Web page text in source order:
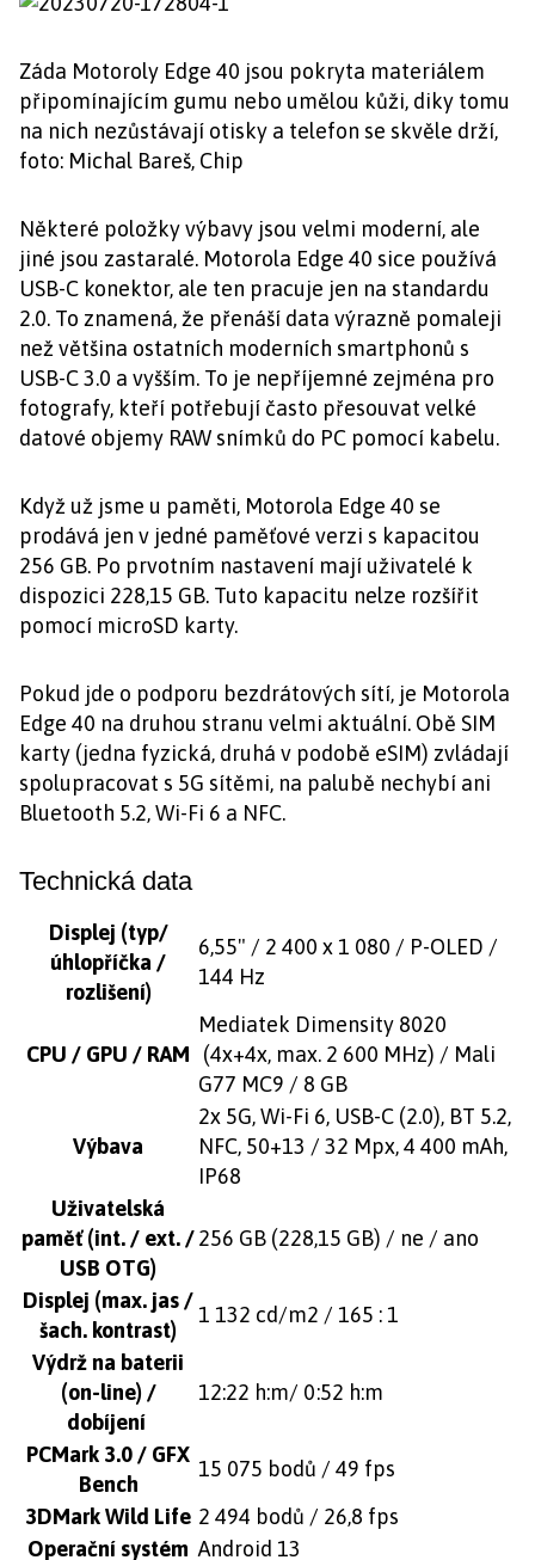
Záda Motoroly Edge 40 jsou pokryta materiálem
připomínajícím gumu nebo umělou kůži, diky tomu
na nich nezůstávají otisky a telefon se skvěle drží,
foto: Michal Bareš, Chip
Některé položky výbavy jsou velmi moderní, ale
jiné jsou zastaralé. Motorola Edge 40 sice používá
USB-C konektor, ale ten pracuje jen na standardu
2.0. To znamená, že přenáší data výrazně pomaleji
než většina ostatních moderních smartphonů s
USB-C 3.0 a vyšším. To je nepříjemné zejména pro
fotografy, kteří potřebují často přesouvat velké
datové objemy RAW snímků do PC pomocí kabelu.
Když už jsme u paměti, Motorola Edge 40 se
prodává jen v jedné paměťové verzi s kapacitou
256 GB. Po prvotním nastavení mají uživatelé k
dispozici 228,15 GB. Tuto kapacitu nelze rozšířit
pomocí microSD karty.
Pokud jde o podporu bezdrátových sítí, je Motorola
Edge 40 na druhou stranu velmi aktuální. Obě SIM
karty (jedna fyzická, druhá v podobě eSIM) zvládají
spolupracovat s 5G sítěmi, na palubě nechybí ani
Bluetooth 5.2, Wi-Fi 6 a NFC.
Technická data
Displej (typ/
úhlopříčka /
rozlišení)
6,55" / 2 400 x 1 080 / P-OLED /
144 Hz
CPU / GPU / RAM
Mediatek Dimensity 8020
(4x+4x, max. 2 600 MHz) / Mali
G77 MC9 / 8 GB
Výbava
2x 5G, Wi-Fi 6, USB-C (2.0), BT 5.2,
NFC, 50+13 / 32 Mpx, 4 400 mAh,
IP68
Uživatelská
paměť (int. / ext. /
USB OTG)
256 GB (228,15 GB) / ne / ano
Displej (max. jas /
šach. kontrast)
1 132 cd/m2 / 165 : 1
Výdrž na baterii
(on-line) /
dobíjení
12:22 h:m/ 0:52 h:m
PCMark 3.0 / GFX
Bench
15 075 bodů / 49 fps
3DMark Wild Life 2 494 bodů / 26,8 fps
Operační systém Android 13